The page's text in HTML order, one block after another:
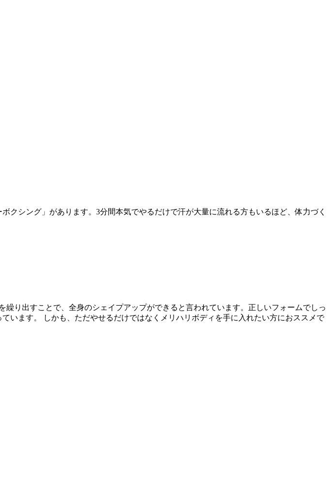
シング」があります。3分間本気でやるだけで汗が大量に流れる方もいるほど、体力づく
り出すことで、全身のシェイプアップができると言われています。正しいフォームでしっ
います。 しかも、ただやせるだけではなくメリハリボディを手に入れたい方におススメで